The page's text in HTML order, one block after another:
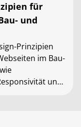
für
und
Prinzipien
im Bau-
und